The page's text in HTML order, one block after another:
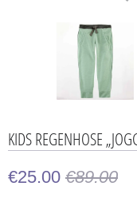
KIDS REGENHOSE
€25.00 €89.00